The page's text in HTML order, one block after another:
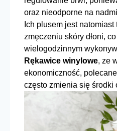
oraz nieodporne na
Ich plusem jest
zmęczeniu skóry dłoni,
wielogodzinnym
Rękawice winylowe, ze
ekonomiczność,
często zmienia się środki